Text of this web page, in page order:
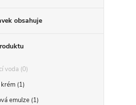
obsahuje
voda 0
1
emulze 1